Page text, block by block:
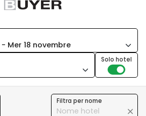
Solo hotel
Filtra per nome